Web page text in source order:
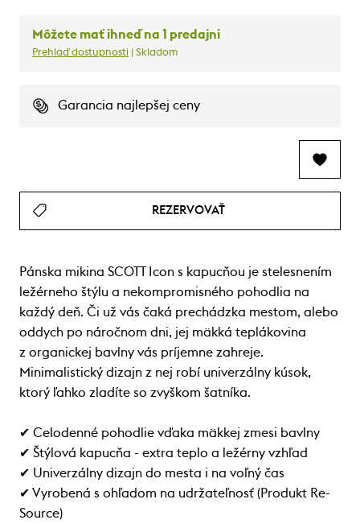
Môžete mať ihneď na 1 predajni
Prehlaď dostupnosti | Skladom
Garancia najlepšej ceny
REZERVOVAŤ
Pánska mikina SCOTT Icon s kapucňou je stelesnením
ležérneho štýlu a nekompromisného pohodlia na
každý deň. Či už vás čaká prechádzka mestom, alebo
oddych po náročnom dni, jej mäkká teplákovina
z organickej bavlny vás príjemne zahreje.
Minimalistický dizajn z nej robí univerzálny kúsok,
ktorý ľahko zladíte so zvyškom šatníka.
✔ Celodenné pohodlie vďaka mäkkej zmesi bavlny
✔ Štýlová kapucňa - extra teplo a ležérny vzhľad
✔ Univerzálny dizajn do mesta i na voľný čas
✔ Vyrobená s ohľadom na udržateľnosť (Produkt Re-
Source)